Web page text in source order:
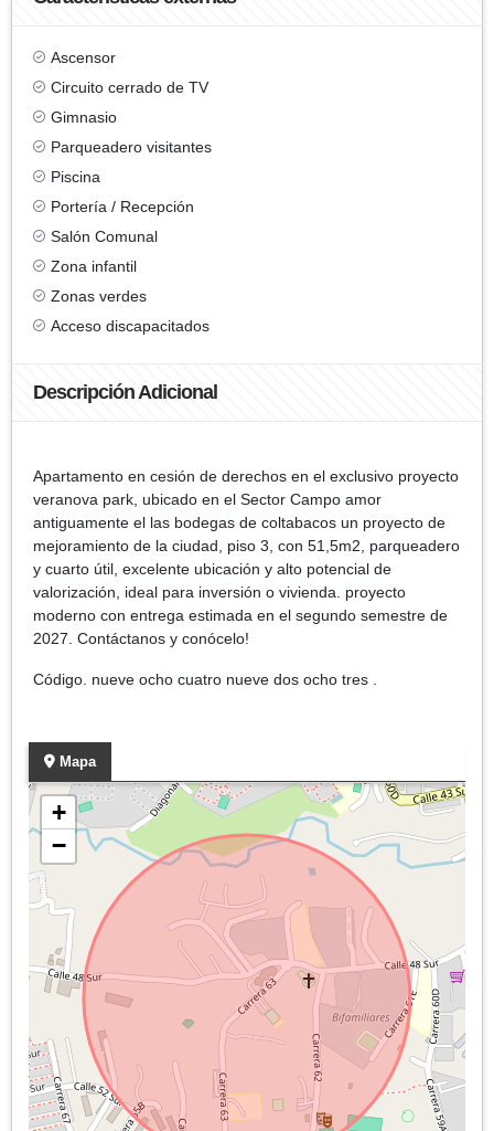
Ascensor
Circuito cerrado de TV
Gimnasio
Parqueadero visitantes
Piscina
Portería / Recepción
Salón Comunal
Zona infantil
Zonas verdes
Acceso discapacitados
Descripción Adicional
Apartamento en cesión de derechos en el exclusivo proyecto
veranova park, ubicado en el Sector Campo amor
antiguamente el las bodegas de coltabacos un proyecto de
mejoramiento de la ciudad, piso 3, con 51,5m2, parqueadero
y cuarto útil, excelente ubicación y alto potencial de
valorización, ideal para inversión o vivienda. proyecto
moderno con entrega estimada en el segundo semestre de
2027. Contáctanos y conócelo!
Código. nueve ocho cuatro nueve dos ocho tres .
Mapa
+
−